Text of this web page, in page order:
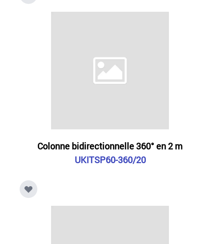
Colonne bidirectionnelle 360° en 2 m
UKITSP60-360/20